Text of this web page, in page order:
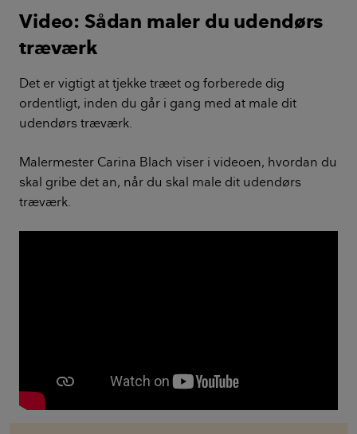
Video: Sådan maler du udendørs
træværk
Det er vigtigt at tjekke træet og forberede dig
ordentligt, inden du går i gang med at male dit
udendørs træværk.
Malermester Carina Blach viser i videoen, hvordan du
skal gribe det an, når du skal male dit udendørs
træværk.